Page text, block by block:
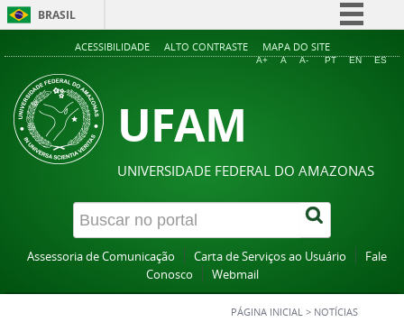
BRASIL
Simplifique!
Acesso à informação
ACESSIBILIDADE ALTO CONTRASTE MAPA DO SITE
A+ A A- PT EN ES
UFAM
UNIVERSIDADE FEDERAL DO AMAZONAS
Assessoria de Comunicação Carta de Serviços ao Usuário
Fale
Conosco
Webmail
PÁGINA INICIAL > NOTÍCIAS